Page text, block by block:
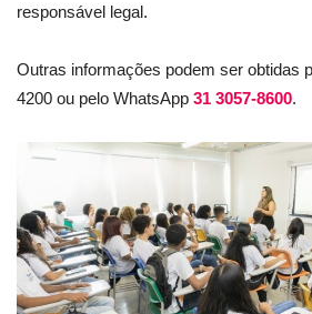
responsável legal.
Outras informações podem ser obtidas
4200 ou pelo WhatsApp 31 3057-8600.